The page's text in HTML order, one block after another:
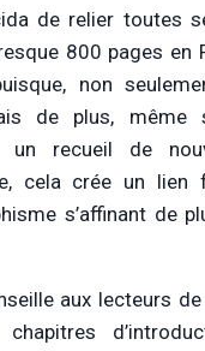
de relier toutes
800 pages en
non
de plus, même
un recueil de
cela crée un lien
s’affinant de
aux lecteurs